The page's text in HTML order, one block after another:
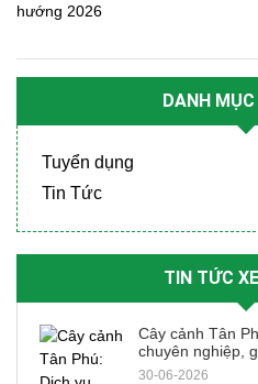
hướng 2026
DANH
Tuyển dụng
Tin Tức
TIN TỨC
Cây cảnh Tân
chuyên nghiệp,
30-06-2026